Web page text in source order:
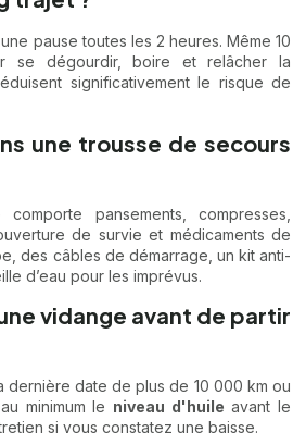
pause toutes les 2 heures. Même 10
se dégourdir, boire et relâcher la
significativement le risque de
une trousse de secours
pansements, compresses,
de survie et médicaments de
des câbles de démarrage, un kit anti-
d’eau pour les imprévus.
vidange avant de partir
dernière date de plus de 10 000 km ou
minimum le niveau d'huile avant le
si vous constatez une baisse.